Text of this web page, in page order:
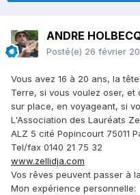
ANDRE
Posté(e) 26 février
Vous avez 16 à 20 ans, la
Terre, si vous voulez oser,
sur place, en voyageant, si
L'Association des Lauréats
ALZ 5 cité Popincourt 75011
Tel/fax 0140 21 75 32
www.zellidja.com
Vos rêves peuvent passer à
Mon expérience personnelle: